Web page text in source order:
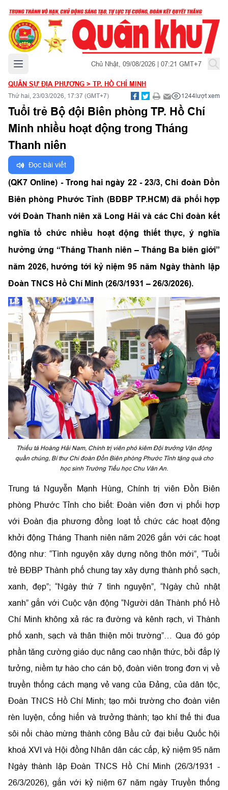
Mở menu chính Chủ Nhật, 09/08/2026 | 07:21 GMT+7
QUÂN SỰ ĐỊA PHƯƠNG > TP. HỒ CHÍ MINH
Thứ hai, 23/03/2026, 17:37 (GMT+7) 1244lượt xem
Tuổi trẻ Bộ đội Biên phòng TP. Hồ Chí
Minh nhiều hoạt động trong Tháng
Thanh niên
Đọc bài viết
(QK7 Online) - Trong hai ngày 22 - 23/3, Chi đoàn Đồn
Biên phòng Phước Tỉnh (BĐBP TP.HCM) đã phối hợp
với Đoàn Thanh niên xã Long Hải và các Chi đoàn kết
nghĩa tổ chức nhiều hoạt động thiết thực, ý nghĩa
hưởng ứng “Tháng Thanh niên – Tháng Ba biên giới”
năm 2026, hướng tới kỷ niệm 95 năm Ngày thành lập
Đoàn TNCS Hồ Chí Minh (26/3/1931 – 26/3/2026).
Thiếu tá Hoàng Hải Nam, Chính trị viên phó kiêm Đội trưởng Vận động
quần chúng, Bí thư Chi đoàn Đồn Biên phòng Phước Tỉnh tặng quà cho
học sinh Trường Tiểu học Chu Văn An.
Trung tá Nguyễn Mạnh Hùng, Chính trị viên Đồn Biên
phòng Phước Tỉnh cho biết: Đoàn viên đơn vị phối hợp
với Đoàn địa phương đồng loạt tổ chức các hoạt động
khởi động Tháng Thanh niên năm 2026 gắn với các hoạt
động như: “Tình nguyện xây dựng nông thôn mới”, “Tuổi
trẻ BĐBP Thành phố chung tay xây dựng thành phố sạch,
xanh, đẹp”; “Ngày thứ 7 tình nguyện”, “Ngày chủ nhật
xanh” gắn với Cuộc vận động “Người dân Thành phố Hồ
Chí Minh không xả rác ra đường và kênh rạch, vì Thành
phố xanh, sạch và thân thiện môi trường”… Qua đó góp
phần tăng cường giáo dục nâng cao nhận thức, bồi đắp lý
tưởng, niềm tự hào cho cán bộ, đoàn viên trong đơn vị về
truyền thống cách mạng vẻ vang của Đảng, của dân tộc,
Đoàn TNCS Hồ Chí Minh; tạo môi trường cho đoàn viên
rèn luyện, cống hiến và trưởng thành; tạo khí thế thi đua
sôi nổi chào mừng thành công Bầu cử đại biểu Quốc hội
khoá XVI và Hội đồng Nhân dân các cấp, kỷ niệm 95 năm
Ngày thành lập Đoàn TNCS Hồ Chí Minh (26/3/1931 -
26/3/2026), gắn với kỷ niệm 67 năm ngày Truyền thống